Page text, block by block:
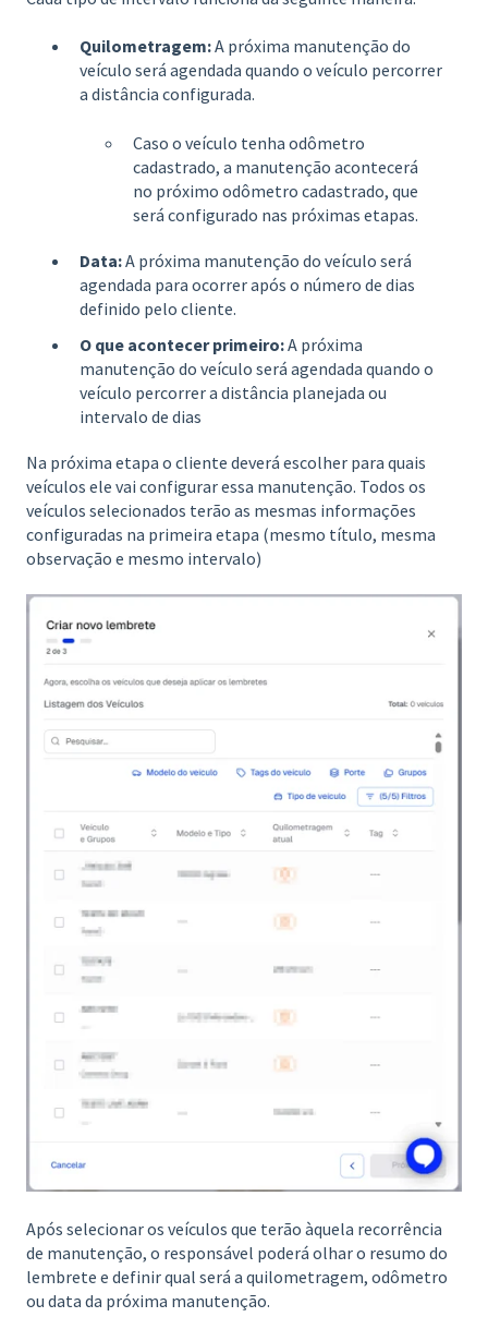
Quilometragem:A próxima manutenção do
veículo será agendada quando o veículo percorrer
a distância configurada.
Caso o veículo tenha odômetro
cadastrado, a manutenção acontecerá
no próximo odômetro cadastrado, que
será configurado nas próximas etapas.
Data:A próxima manutenção do veículo será
agendada para ocorrer após o número de dias
definido pelo cliente.
O que acontecer primeiro:A próxima
manutenção do veículo será agendada quando o
veículo percorrer a distância planejada ou
intervalo de dias
Na próxima etapa o cliente deverá escolher para quais
veículos ele vai configurar essa manutenção. Todos os
veículos selecionados terão as mesmas informações
configuradas na primeira etapa (mesmo título, mesma
observação e mesmo intervalo)
Após selecionar os veículos que terão àquela recorrência
de manutenção, o responsável poderá olhar o resumo do
lembrete e definir qual será a quilometragem, odômetro
ou data da próxima manutenção.